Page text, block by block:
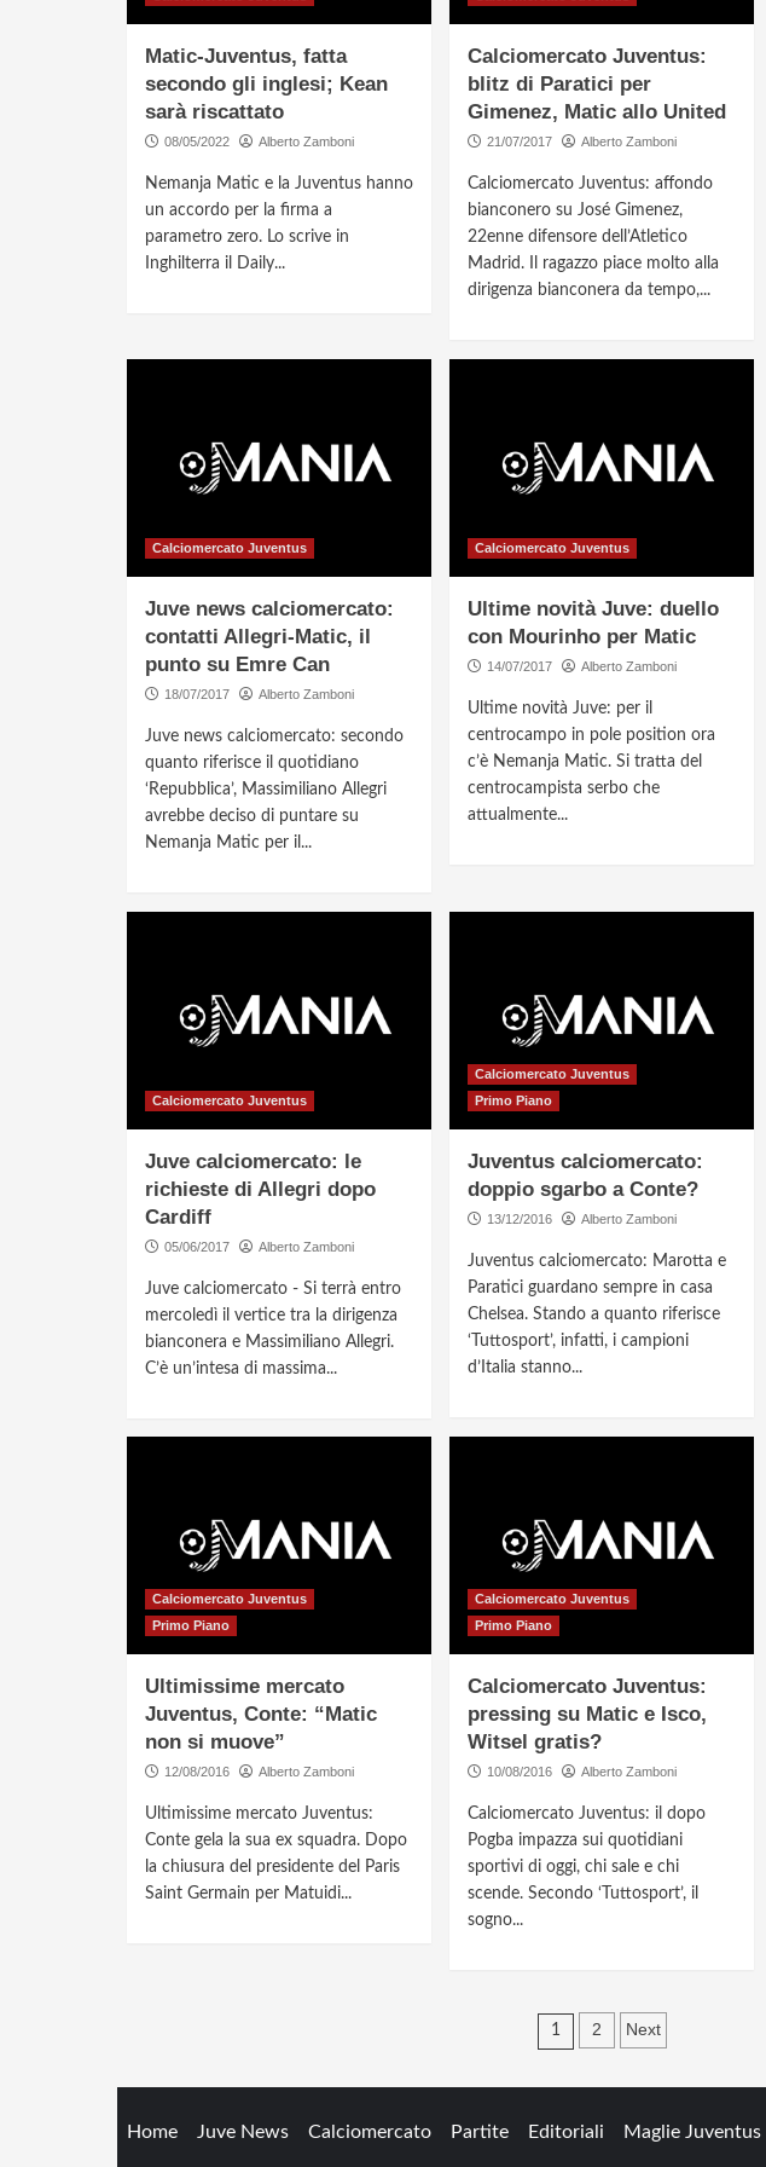
Matic-Juventus, fatta
secondo gli inglesi; Kean
sarà riscattato
08/05/2022 Alberto Zamboni
Nemanja Matic e la Juventus hanno
un accordo per la firma a
parametro zero. Lo scrive in
Inghilterra il Daily...
Calciomercato Juventus:
blitz di Paratici per
Gimenez, Matic allo United
21/07/2017 Alberto Zamboni
Calciomercato Juventus: affondo
bianconero su José Gimenez,
22enne difensore dell’Atletico
Madrid. Il ragazzo piace molto alla
dirigenza bianconera da tempo,...
Calciomercato Juventus
Juve news calciomercato:
contatti Allegri-Matic, il
punto su Emre Can
18/07/2017 Alberto Zamboni
Juve news calciomercato: secondo
quanto riferisce il quotidiano
‘Repubblica’, Massimiliano Allegri
avrebbe deciso di puntare su
Nemanja Matic per il...
Calciomercato Juventus
Ultime novità Juve: duello
con Mourinho per Matic
14/07/2017 Alberto Zamboni
Ultime novità Juve: per il
centrocampo in pole position ora
c’è Nemanja Matic. Si tratta del
centrocampista serbo che
attualmente...
Calciomercato Juventus
Juve calciomercato: le
richieste di Allegri dopo
Cardiff
05/06/2017 Alberto Zamboni
Juve calciomercato - Si terrà entro
mercoledì il vertice tra la dirigenza
bianconera e Massimiliano Allegri.
C’è un’intesa di massima...
Calciomercato Juventus
Primo Piano
Juventus calciomercato:
doppio sgarbo a Conte?
13/12/2016 Alberto Zamboni
Juventus calciomercato: Marotta e
Paratici guardano sempre in casa
Chelsea. Stando a quanto riferisce
‘Tuttosport’, infatti, i campioni
d’Italia stanno...
Calciomercato Juventus
Primo Piano
Ultimissime mercato
Juventus, Conte: “Matic
non si muove”
12/08/2016 Alberto Zamboni
Ultimissime mercato Juventus:
Conte gela la sua ex squadra. Dopo
la chiusura del presidente del Paris
Saint Germain per Matuidi...
Calciomercato Juventus
Primo Piano
Calciomercato Juventus:
pressing su Matic e Isco,
Witsel gratis?
10/08/2016 Alberto Zamboni
Calciomercato Juventus: il dopo
Pogba impazza sui quotidiani
sportivi di oggi, chi sale e chi
scende. Secondo ‘Tuttosport’, il
sogno...
Navigazione
1 2 Next
Home Juve News Calciomercato Partite Editoriali Maglie Juventus